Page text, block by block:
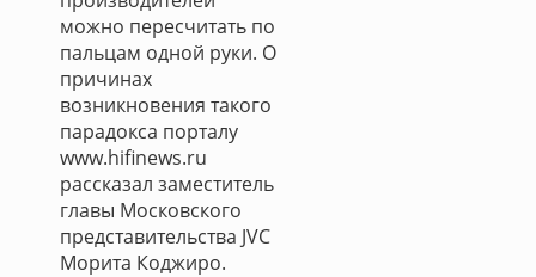
можно пересчитать по
пальцам одной руки. О
причинах
возникновения такого
парадокса порталу
www.hifinews.ru
рассказал заместитель
главы Московского
представительства JVC
Морита Коджиро.